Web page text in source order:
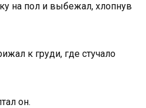
на пол и выбежал, хлопнув
к груди, где стучало
он.